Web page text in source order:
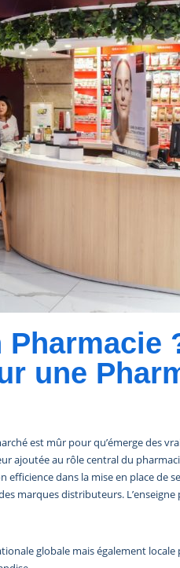
Pharmacie
une
est mûr pour qu’émerge des
ajoutée au rôle central du
dans la mise en place de
marques distributeurs.
globale mais également